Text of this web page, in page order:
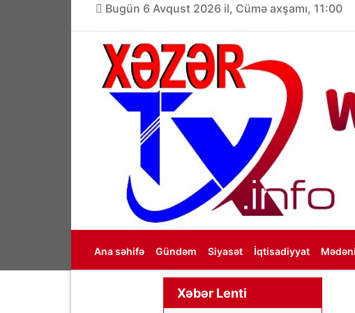
Bugün 6 Avqust 2026 il, Cümə axşamı, 11:00
Ana səhifə Gündəm Siyasət İqtisadiyyat
Xəbər Lenti